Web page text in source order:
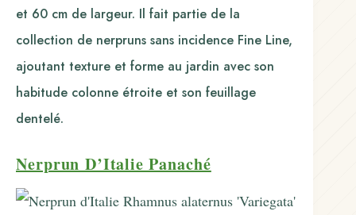
et 60 cm de largeur. Il fait partie de la
collection de nerpruns sans incidence Fine Line,
ajoutant texture et forme au jardin avec son
habitude colonne étroite et son feuillage
dentelé.
Nerprun D’Italie Panaché